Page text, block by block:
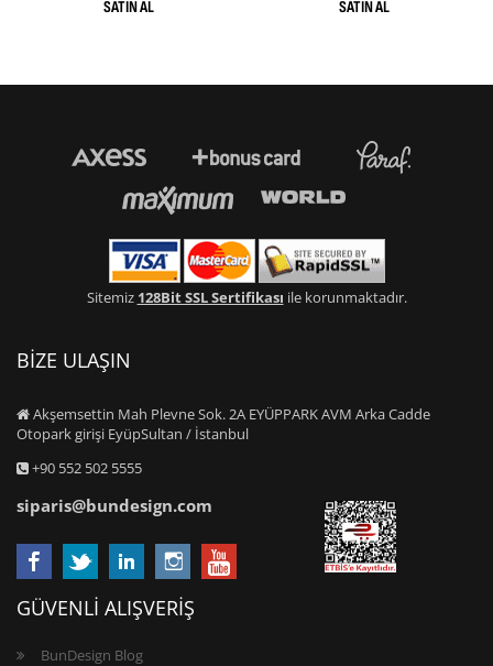
Sitemiz 128Bit SSL Sertifikası ile korunmaktadır.
BİZE ULAŞIN
Akşemsettin Mah Plevne Sok. 2A EYÜPPARK AVM Arka Cadde
Otopark girişi EyüpSultan / İstanbul
+90 552 502 5555
siparis@bundesign.com
GÜVENLİ ALIŞVERİŞ
BunDesign Blog